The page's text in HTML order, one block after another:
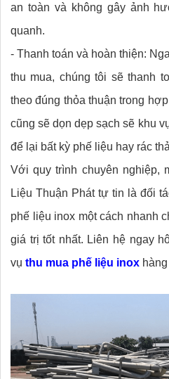
an toàn và không gây ảnh
quanh.
- Thanh toán và hoàn thiện:
thu mua, chúng tôi sẽ thanh
theo đúng thỏa thuận trong
cũng sẽ dọn dẹp sạch sẽ khu
để lại bất kỳ phế liệu hay rác
Với quy trình chuyên nghiệp,
Liệu Thuận Phát tự tin là đối
phế liệu inox một cách nhanh
giá trị tốt nhất. Liên hệ ngay
vụ thu mua phế liệu inox